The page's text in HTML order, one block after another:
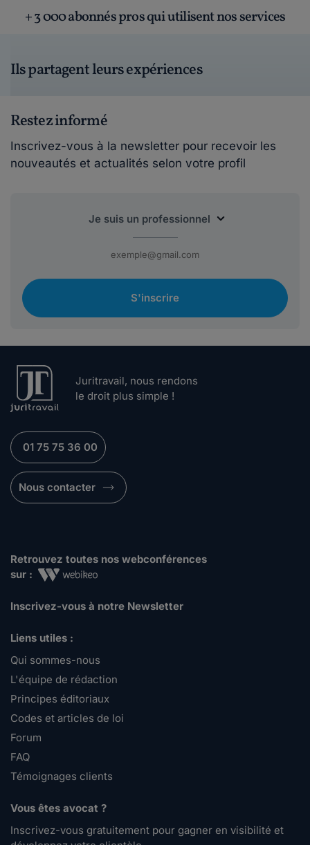
+ 3 000 abonnés pros qui utilisent nos services
Ils partagent leurs expériences
Restez informé
Inscrivez-vous à la newsletter pour recevoir les
nouveautés et actualités selon votre profil
S'inscrire
Juritravail, nous rendons
le droit plus simple !
01 75 75 36 00
Nous contacter
Retrouvez toutes nos webconférences
sur :
Inscrivez-vous à notre Newsletter
Liens utiles :
Qui sommes-nous
L'équipe de rédaction
Principes éditoriaux
Codes et articles de loi
Forum
FAQ
Témoignages clients
Vous êtes avocat ?
Inscrivez-vous gratuitement pour gagner en visibilité et